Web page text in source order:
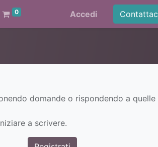
0 Accedi
domande o rispondendo a quelle
a scrivere.